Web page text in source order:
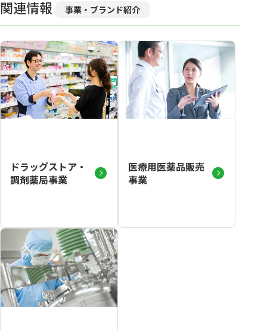
関連情報 事業・ブランド紹介
ドラッグストア・
調剤薬局事業
医療用医薬品販売
事業